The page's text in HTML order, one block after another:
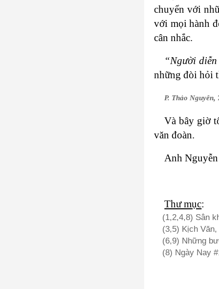
chuyển với
với mọi hành
cân nhắc.
“Người
những đòi hỏi
P. Thảo Nguyên,
Và bây giờ
văn đoàn.
Anh
Thư mục:
(1,2,4,8) Sân
(3,5) Kịch
(6,9) Những
(8) Ngày Nay